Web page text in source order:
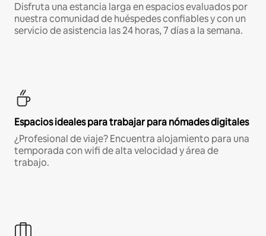
Disfruta una estancia larga en espacios evaluados por
nuestra comunidad de huéspedes confiables y con un
servicio de asistencia las 24 horas, 7 días a la semana.
Espacios ideales para trabajar para nómades digitales
¿Profesional de viaje? Encuentra alojamiento para una
temporada con wifi de alta velocidad y área de
trabajo.